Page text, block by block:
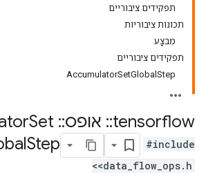
תפקידים ציבוריים
תכונות ציבוריות
מִבצָע
תפקידים ציבוריים
AccumulatorSetGlobalStep
tensorflow
:: אופס::
Set
Step
#include
<data_flow_ops.h>